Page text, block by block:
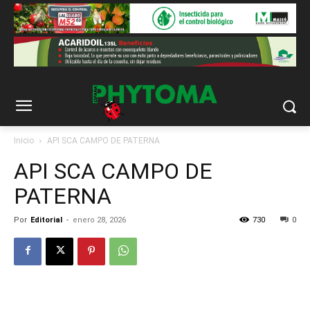
Inicio API SCA CAMPO DE PATERNA
API SCA CAMPO DE
PATERNA
Por Editorial - enero 28, 2026 0
730